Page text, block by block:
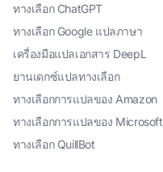
ทางเลือก ChatGPT
ทางเลือก Google แปลภาษา
เครื่องมือแปลเอกสาร DeepL
ยานเดกซ์แปลทางเลือก
ทางเลือกการแปลของ Amazon
ทางเลือกการแปลของ Microsoft
ทางเลือก QuillBot